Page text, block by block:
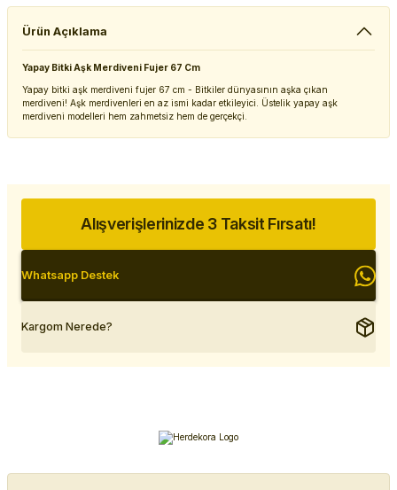
Ürün Açıklama
Yapay Bitki Aşk Merdiveni Fujer 67 Cm
Yapay bitki aşk merdiveni fujer 67 cm - Bitkiler dünyasının aşka çıkan
merdiveni! Aşk merdivenleri en az ismi kadar etkileyici. Üstelik yapay aşk
merdiveni modelleri hem zahmetsiz hem de gerçekçi.
Alışverişlerinizde 3 Taksit Fırsatı!
Whatsapp Destek
Kargom Nerede?